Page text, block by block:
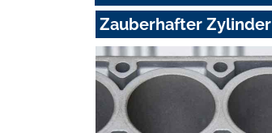
Zauberhafter Zylinder